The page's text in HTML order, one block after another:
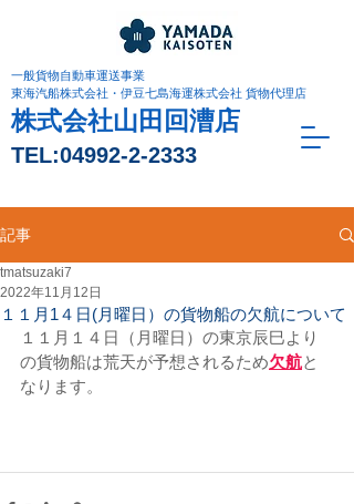
株式会社山田回漕店
TEL:04992-2-2333
一般貨物自動車運送事業
東海汽船株式会社・伊豆七島海運株式会社 貨物代理店
記事
１１月1４日(月曜日）の貨物船の欠航について
tmatsuzaki7
2022年11月12日
１１月１４日（月曜日）の東京辰巳より
の貨物船は荒天が予想されるため欠航と
なります。